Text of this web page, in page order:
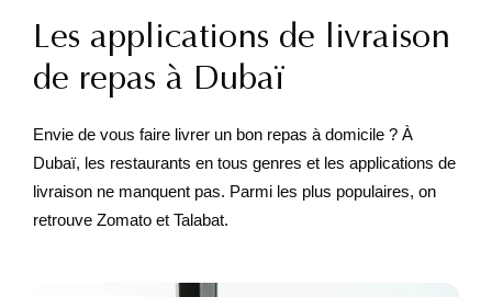
Les applications de livraison
de repas à Dubaï
Envie de vous faire livrer un bon repas à domicile ? À
Dubaï, les restaurants en tous genres et les applications de
livraison ne manquent pas. Parmi les plus populaires, on
retrouve Zomato et Talabat.